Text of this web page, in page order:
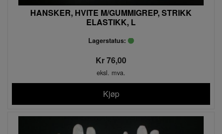
HANSKER, HVITE M/GUMMIGREP, STRIKK
ELASTIKK, L
Lagerstatus:
Kr 76,00
eksl. mva.
Kjøp